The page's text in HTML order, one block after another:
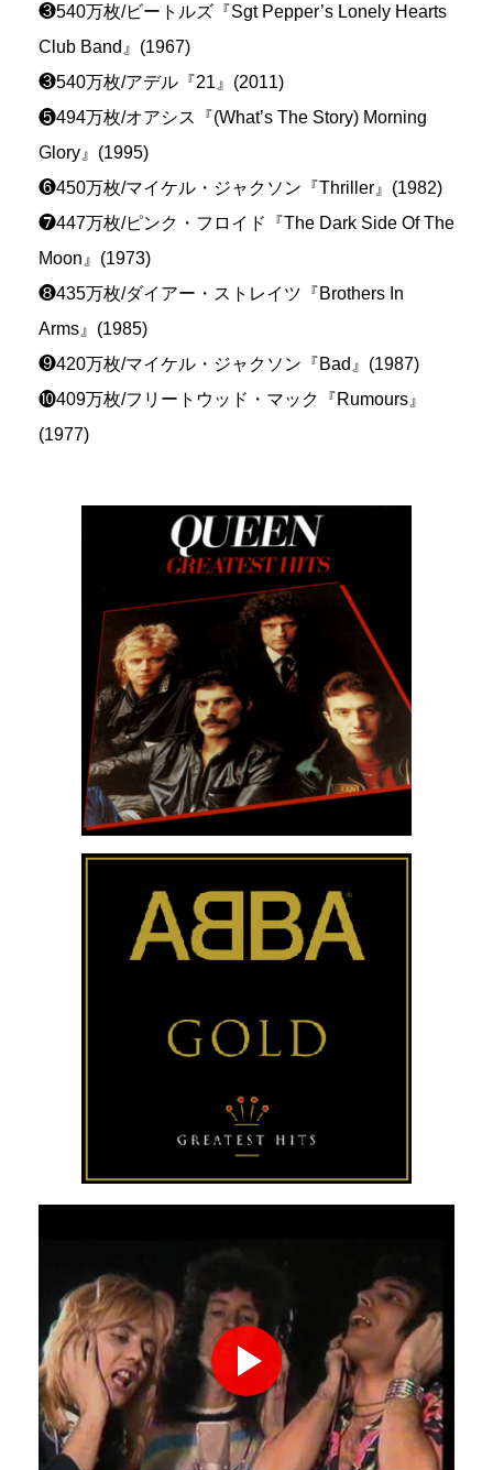
❸540万枚/ビートルズ『Sgt Pepper’s Lonely Hearts
Club Band』(1967)
❸540万枚/アデル『21』(2011)
❺494万枚/オアシス『(What’s The Story) Morning
Glory』(1995)
❻450万枚/マイケル・ジャクソン『Thriller』(1982)
❼447万枚/ピンク・フロイド『The Dark Side Of The
Moon』(1973)
❽435万枚/ダイアー・ストレイツ『Brothers In
Arms』(1985)
❾420万枚/マイケル・ジャクソン『Bad』(1987)
❿409万枚/フリートウッド・マック『Rumours』
(1977)